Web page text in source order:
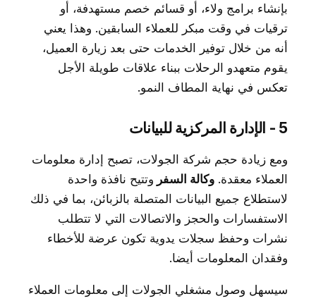
بإنشاء برامج ولاء، أو قسائم خصم مستهدفة، أو
ترقيات في وقت مبكر للعملاء السابقين. وهذا يعني
أنه من خلال توفير الخدمات حتى بعد زيارة العميل،
يقوم متعهدو الرحلات ببناء علاقات طويلة الأجل
تعكس في نهاية المطاف النمو.
5 - الإدارة المركزية للبيانات
ومع زيادة حجم شركة الجولات، تصبح إدارة معلومات
العملاء معقدة. وكالة السفر وتتيح نافذة واحدة
لاستطلاع جميع البيانات المتصلة بالزبائن، بما في ذلك
الاستفسارات والحجز والاتصالات التي لا تتطلب
نشرات وحفظ سجلات يدوية تكون عرضة للأخطاء
وفقدان المعلومات أيضا.
سيسهل وصول مشغلي الجولات إلى معلومات العملاء